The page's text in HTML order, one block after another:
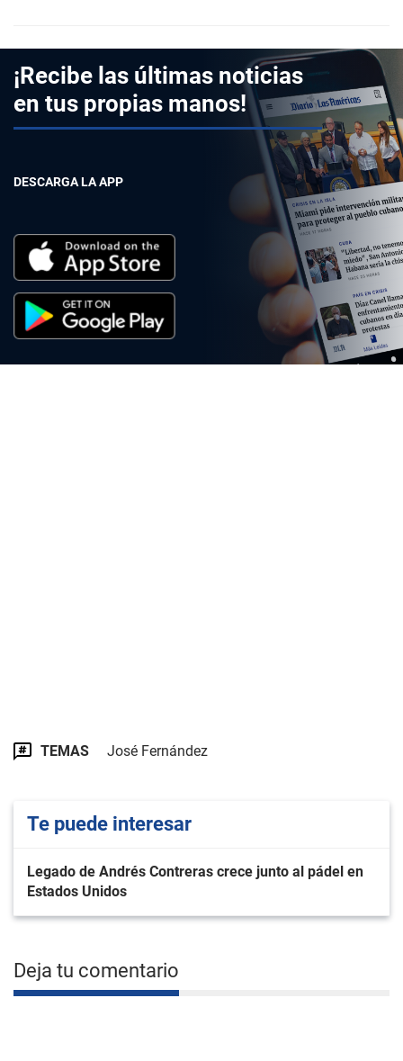
¡Recibe las últimas noticias
en tus propias manos!
DESCARGA LA APP
TEMAS José Fernández
Te puede interesar
Legado de Andrés Contreras crece junto al pádel en
Estados Unidos
Deja tu comentario